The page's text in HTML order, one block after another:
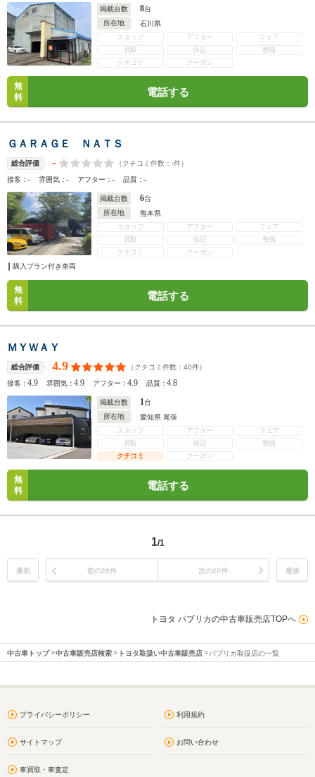
掲載台数 8台
所在地
石川県
スタッフ
アフター
フェア
買取
保証
整備
クチコミ
クーポン
無
料
電話する
ＧＡＲＡＧＥ ＮＡＴＳ
総合評価 - （クチコミ件数： -件）
接客：- 雰囲気：- アフター：- 品質：-
掲載台数 6台
所在地
熊本県
スタッフ
アフター
フェア
買取
保証
整備
クチコミ
クーポン
購入プラン付き車両
無
料
電話する
ＭＹＷＡＹ
総合評価 4.9 （クチコミ件数： 40件）
接客：4.9 雰囲気：4.9 アフター：4.9 品質：4.8
掲載台数 1台
所在地
愛知県 尾張
スタッフ
アフター
フェア
買取
保証
整備
クチコミ
クーポン
無
料
電話する
1/1
最初 前の20件 次の20件 最後
トヨタ パブリカの中古車販売店TOPへ
中古車トップ 中古車販売店検索 トヨタ取扱い中古車販売店 パブリカ取扱店の一覧
プライバシーポリシー 利用規約
サイトマップ お問い合わせ
車買取・車査定